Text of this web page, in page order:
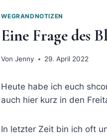
WEGRANDNOTIZEN
Eine Frage des
Von Jenny 29. April 2022
Heute habe ich euch
auch hier kurz in den
In letzter Zeit bin ich oft